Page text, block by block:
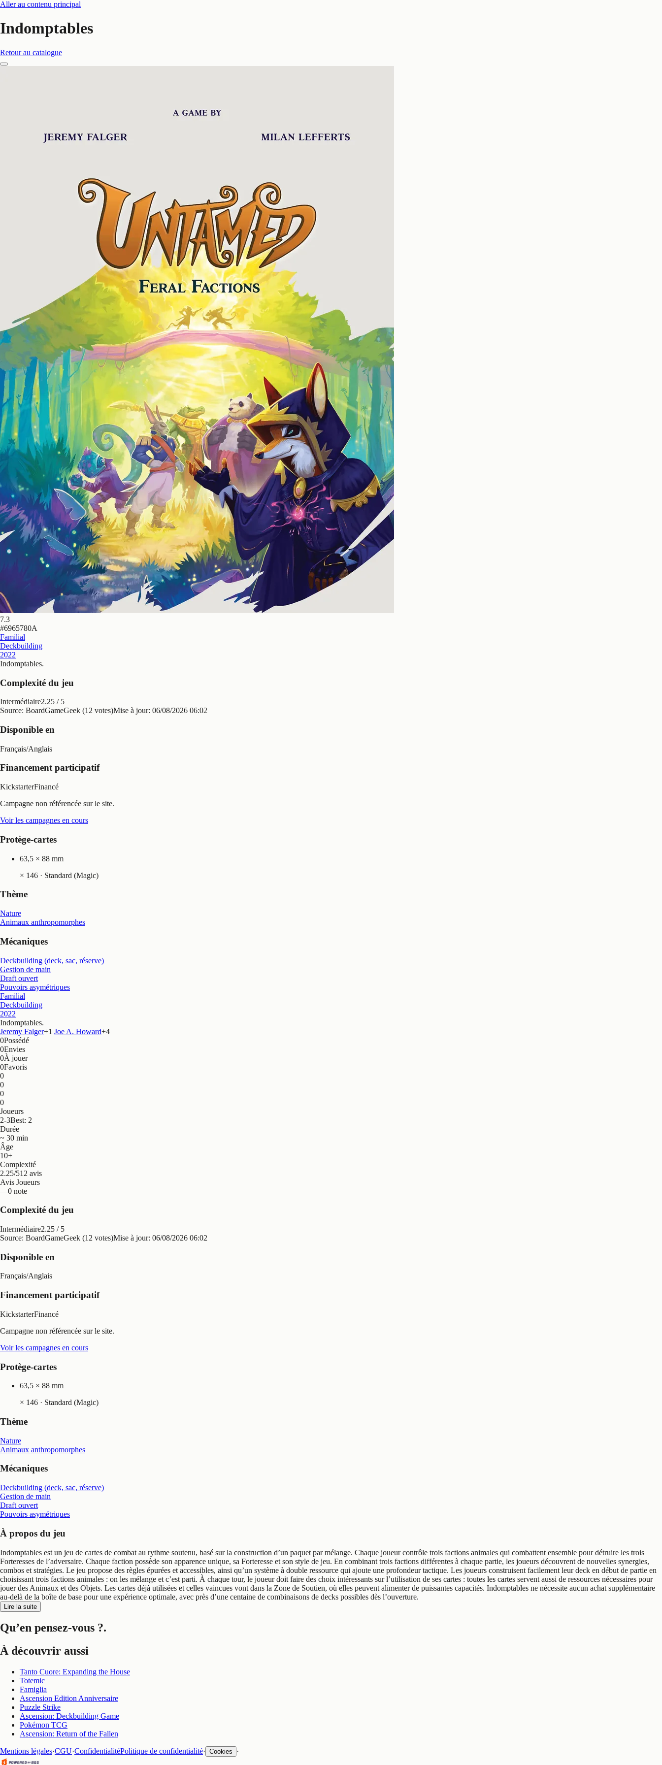
Aller au contenu principal
Indomptables
Retour au catalogue
7.3
#6965780A
Familial
Deckbuilding
2022
Indomptables.
Complexité du jeu
Intermédiaire2.25 / 5
Source: BoardGameGeek (12 votes)Mise à jour: 06/08/2026 06:02
Disponible en
Français/Anglais
Financement participatif
KickstarterFinancé
Campagne non référencée sur le site.
Voir les campagnes en cours
Protège-cartes
63,5 × 88 mm
× 146 · Standard (Magic)
Thème
Nature
Animaux anthropomorphes
Mécaniques
Deckbuilding (deck, sac, réserve)
Gestion de main
Draft ouvert
Pouvoirs asymétriques
Familial
Deckbuilding
2022
Indomptables.
Jeremy Falger+1 Joe A. Howard+4
0Possédé
0Envies
0À jouer
0Favoris
0
0
0
0
Joueurs
2-3Best: 2
Durée
~ 30 min
Âge
10+
Complexité
2.25/512 avis
Avis Joueurs
—0 note
Complexité du jeu
Intermédiaire2.25 / 5
Source: BoardGameGeek (12 votes)Mise à jour: 06/08/2026 06:02
Disponible en
Français/Anglais
Financement participatif
KickstarterFinancé
Campagne non référencée sur le site.
Voir les campagnes en cours
Protège-cartes
63,5 × 88 mm
× 146 · Standard (Magic)
Thème
Nature
Animaux anthropomorphes
Mécaniques
Deckbuilding (deck, sac, réserve)
Gestion de main
Draft ouvert
Pouvoirs asymétriques
À propos du jeu
Indomptables est un jeu de cartes de combat au rythme soutenu, basé sur la construction d’un paquet par mélange. Chaque joueur contrôle trois factions animales qui combattent ensemble pour détruire les trois
Forteresses de l’adversaire. Chaque faction possède son apparence unique, sa Forteresse et son style de jeu. En combinant trois factions différentes à chaque partie, les joueurs découvrent de nouvelles synergies,
combos et stratégies. Le jeu propose des règles épurées et accessibles, ainsi qu’un système à double ressource qui ajoute une profondeur tactique. Les joueurs construisent facilement leur deck en début de partie en
choisissant trois factions animales : on les mélange et c’est parti. À chaque tour, le joueur doit faire des choix intéressants sur l’utilisation de ses cartes : toutes les cartes servent aussi de ressources nécessaires pour
jouer des Animaux et des Objets. Les cartes déjà utilisées et celles vaincues vont dans la Zone de Soutien, où elles peuvent alimenter de puissantes capacités. Indomptables ne nécessite aucun achat supplémentaire
au-delà de la boîte de base pour une expérience optimale, avec près d’une centaine de combinaisons de decks possibles dès l’ouverture.
Lire la suite
Qu’en pensez-vous ?.
À découvrir aussi
Tanto Cuore: Expanding the House
Totemic
Famiglia
Ascension Edition Anniversaire
Puzzle Strike
Ascension: Deckbuilding Game
Pokémon TCG
Ascension: Return of the Fallen
Mentions légales·CGU·ConfidentialitéPolitique de confidentialité· Cookies ·